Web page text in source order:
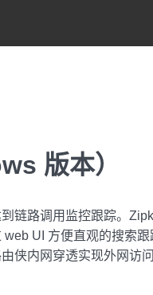
版本）
链路调用监控跟踪。
UI 方便直观的搜索跟
侠内网穿透实现外网访问